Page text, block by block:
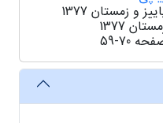
و زمستان 1377
1377
59-70